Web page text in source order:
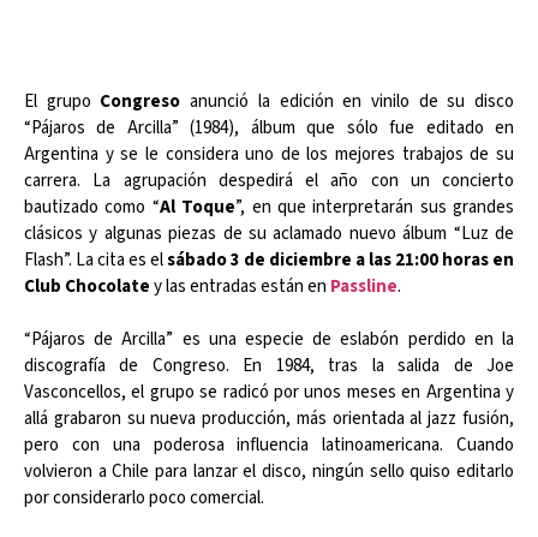
El grupo Congreso anunció la edición en vinilo de su disco
“Pájaros de Arcilla” (1984), álbum que sólo fue editado en
Argentina y se le considera uno de los mejores trabajos de su
carrera. La agrupación despedirá el año con un concierto
bautizado como “Al Toque”, en que interpretarán sus grandes
clásicos y algunas piezas de su aclamado nuevo álbum “Luz de
Flash”. La cita es elsábado 3 de diciembre a las 21:00 horas en
Club Chocolatey las entradas están en Passline.
“Pájaros de Arcilla” es una especie de eslabón perdido en la
discografía de Congreso. En 1984, tras la salida de Joe
Vasconcellos, el grupo se radicó por unos meses en Argentina y
allá grabaron su nueva producción, más orientada al jazz fusión,
pero con una poderosa influencia latinoamericana. Cuando
volvieron a Chile para lanzar el disco, ningún sello quiso editarlo
por considerarlo poco comercial.